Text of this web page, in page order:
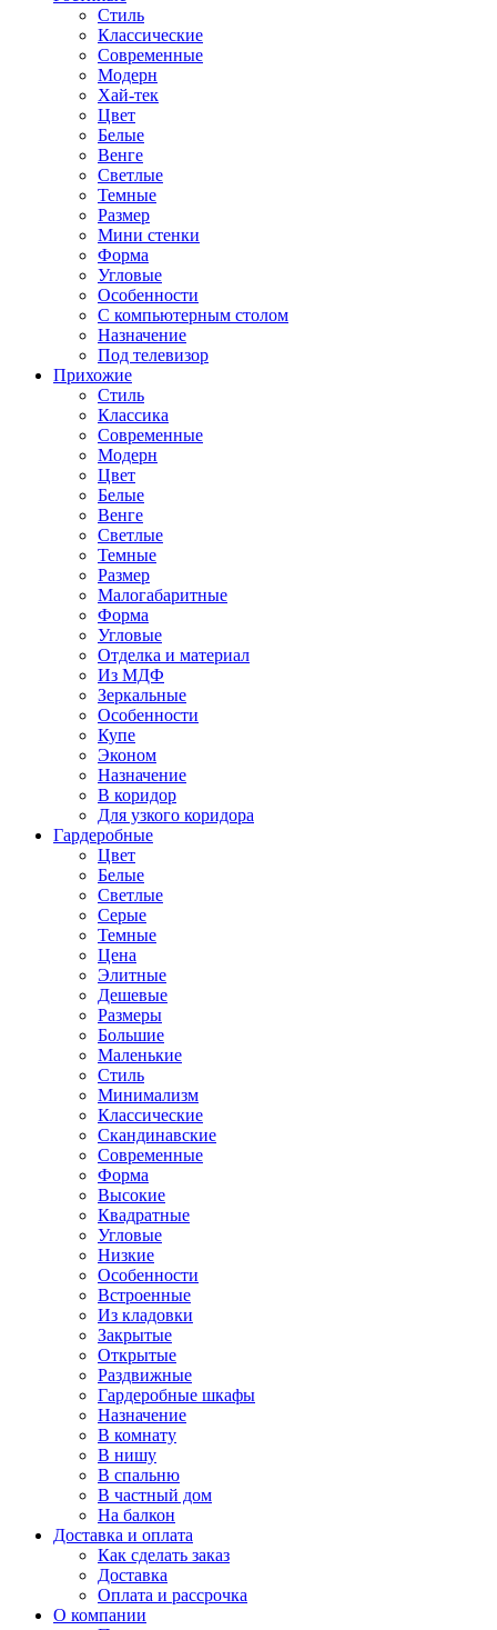
Стиль
Классические
Современные
Модерн
Хай-тек
Цвет
Белые
Венге
Светлые
Темные
Размер
Мини стенки
Форма
Угловые
Особенности
С компьютерным столом
Назначение
Под телевизор
Прихожие
Стиль
Классика
Современные
Модерн
Цвет
Белые
Венге
Светлые
Темные
Размер
Малогабаритные
Форма
Угловые
Отделка и материал
Из МДФ
Зеркальные
Особенности
Купе
Эконом
Назначение
В коридор
Для узкого коридора
Гардеробные
Цвет
Белые
Светлые
Серые
Темные
Цена
Элитные
Дешевые
Размеры
Большие
Маленькие
Стиль
Минимализм
Классические
Скандинавские
Современные
Форма
Высокие
Квадратные
Угловые
Низкие
Особенности
Встроенные
Из кладовки
Закрытые
Открытые
Раздвижные
Гардеробные шкафы
Назначение
В комнату
В нишу
В спальню
В частный дом
На балкон
Доставка и оплата
Как сделать заказ
Доставка
Оплата и рассрочка
О компании